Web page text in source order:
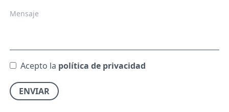
Acepto la política de privacidad
ENVIAR